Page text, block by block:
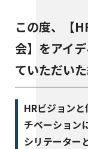
この度、【
会】をアイ
ていただい
HRビジョン
チベーション
シリテーター